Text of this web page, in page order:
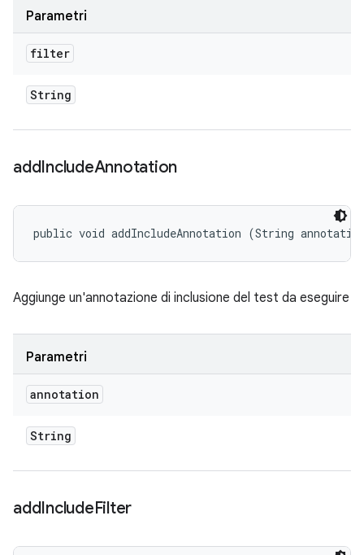
Parametri
filter
String
addIncludeAnnotation
public void addIncludeAnnotation (String
Aggiunge un'annotazione di inclusione del test da eseguire
Parametri
annotation
String
addIncludeFilter